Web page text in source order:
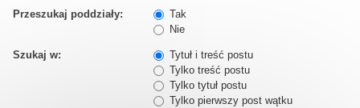
Przeszukaj poddziały:
Tak
Nie
Szukaj w:
Tytuł i treść postu
Tylko treść postu
Tylko tytuł postu
Tylko pierwszy post wątku